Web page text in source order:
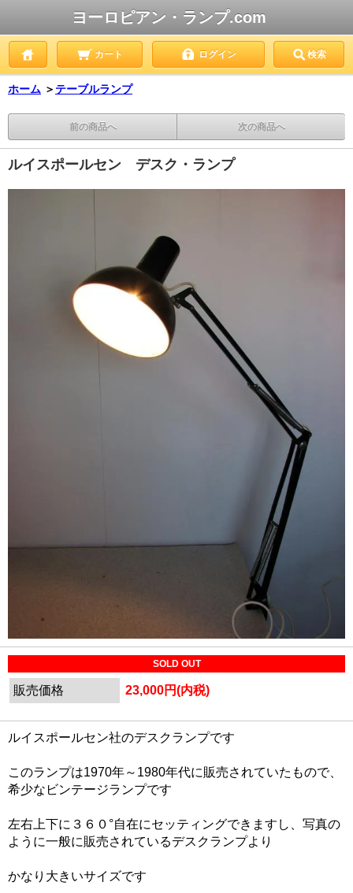
ヨーロピアン・ランプ.com
カート ログイン 検索
ホーム ＞ テーブルランプ
前の商品へ 次の商品へ
ルイスポールセン デスク・ランプ
SOLD OUT
販売価格 23,000円(内税)
ルイスポールセン社のデスクランプです
このランプは1970年～1980年代に販売されていたもので、
希少なビンテージランプです
左右上下に３６０°自在にセッティングできますし、写真の
ように一般に販売されているデスクランプより
かなり大きいサイズです